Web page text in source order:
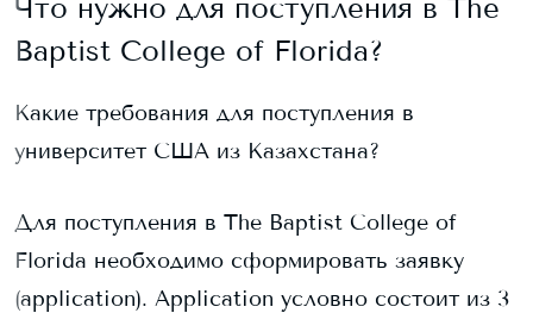
Что нужно для поступления в The
Baptist College of Florida?
Какие требования для поступления в
университет США из Казахстана?
Для поступления в The Baptist College of
Florida необходимо сформировать заявку
(application). Application условно состоит из 3